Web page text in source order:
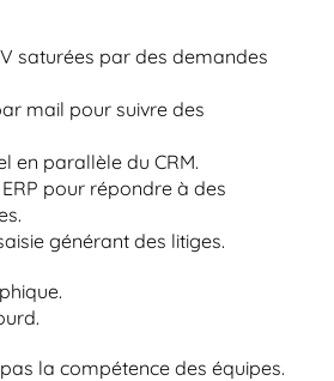
saturées par des demandes
mail pour suivre des
en parallèle du CRM.
pour répondre à des
générant des litiges.
la compétence des équipes.